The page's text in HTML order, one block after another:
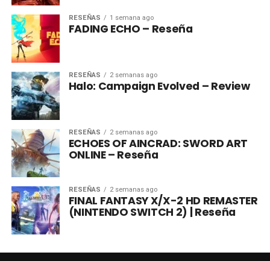
RESEÑAS 1 semana ago
FADING ECHO – Reseña
RESEÑAS 2 semanas ago
Halo: Campaign Evolved – Review
RESEÑAS 2 semanas ago
ECHOES OF AINCRAD: SWORD ART
ONLINE – Reseña
RESEÑAS 2 semanas ago
FINAL FANTASY X/X-2 HD REMASTER
(NINTENDO SWITCH 2) | Reseña